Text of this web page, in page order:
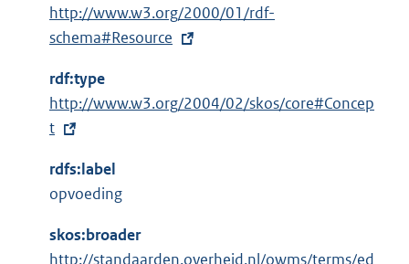
E
x
e
r
n
n
k
http://www.w3.org/2000/01/rdf-
schema#Resource
rdf:type
E
x
e
r
n
e
http://www.w3.org/2004/02/skos/core#Concep
t
rdfs:label
opvoeding
skos:broader
http://standaarden.overheid.nl/owms/terms/ed